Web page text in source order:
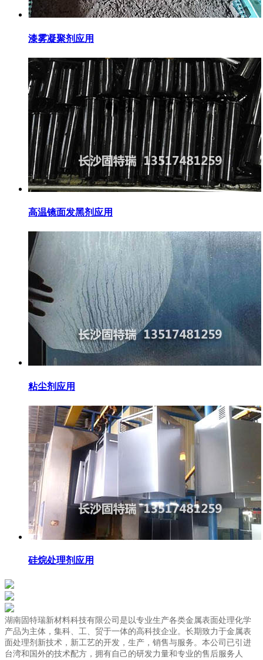
漆雾凝聚剂应用
高温镜面发黑剂应用
粘尘剂应用
硅烷处理剂应用
湖南固特瑞新材料科技有限公司是以专业生产各类金属表面处理化学
产品为主体，集科、工、贸于一体的高科技企业。长期致力于金属表
面处理剂新技术，新工艺的开发，生产，销售与服务。本公司已引进
台湾和国外的技术配方，拥有自己的研发力量和专业的售后服务人